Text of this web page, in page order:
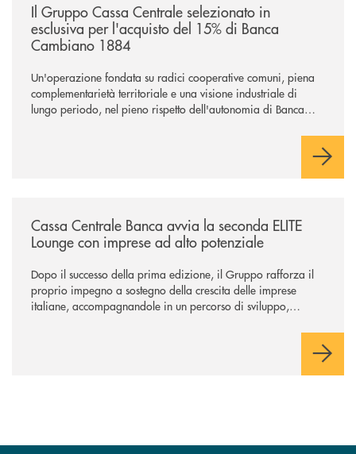
Il Gruppo Cassa Centrale selezionato in
esclusiva per l'acquisto del 15% di Banca
Cambiano 1884
Un'operazione fondata su radici cooperative comuni, piena
complementarietà territoriale e una visione industriale di
lungo periodo, nel pieno rispetto dell'autonomia di Banca
negoziazione esclusiva per la finalizzazione dell’operazione.
Cassa Centrale Banca avvia la seconda ELITE
Lounge con imprese ad alto potenziale
Dopo il successo della prima edizione, il Gruppo rafforza il
proprio impegno a sostegno della crescita delle imprese
italiane, accompagnandole in un percorso di sviluppo,